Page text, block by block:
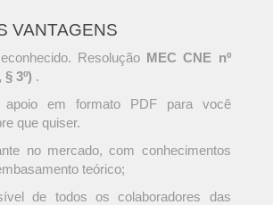
VANTAGENS
Resolução MEC CNE nº
§ 3º) .
apoio em formato PDF para você
que quiser.
no mercado, com conhecimentos
teórico;
de todos os colaboradores das